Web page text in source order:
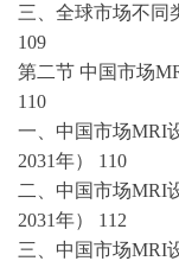
三、全球市场不同
109
第二节 中国市场
110
一、中国市场MRI
2031年） 110
二、中国市场MRI
2031年） 112
三、中国市场MRI